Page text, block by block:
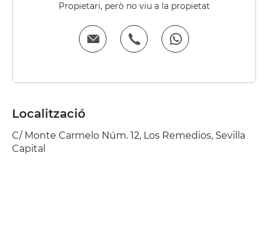
Propietari, però no viu a la propietat
Localització
C/ Monte Carmelo Núm. 12, Los Remedios, Sevilla
Capital